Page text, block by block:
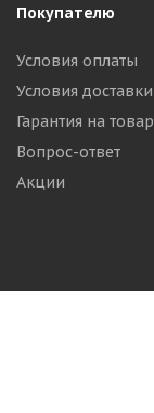
Покупателю
Условия оплаты
Условия доставки
Гарантия на товар
Вопрос-ответ
Акции